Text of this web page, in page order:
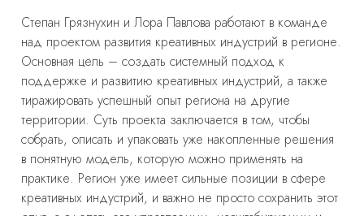
Степан Грязнухин и Лора Павлова работают в команде
над проектом развития креативных индустрий в регионе.
Основная цель – создать системный подход к
поддержке и развитию креативных индустрий, а также
тиражировать успешный опыт региона на другие
территории. Суть проекта заключается в том, чтобы
собрать, описать и упаковать уже накопленные решения
в понятную модель, которую можно применять на
практике. Регион уже имеет сильные позиции в сфере
креативных индустрий, и важно не просто сохранить этот